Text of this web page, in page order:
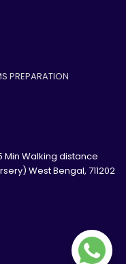
PREPARATION
Min Walking distance
West Bengal, 711202